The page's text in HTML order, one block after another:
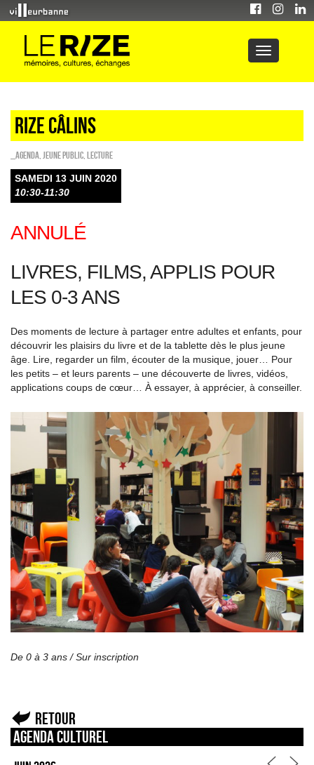
Rize câlins
_Agenda Jeune public Lecture
SAMEDI 13 JUIN 2020
10:30-11:30
ANNULÉ
LIVRES, FILMS, APPLIS POUR
LES 0-3 ANS
Des moments de lecture à partager entre adultes et enfants, pour
découvrir les plaisirs du livre et de la tablette dès le plus jeune
âge. Lire, regarder un film, écouter de la musique, jouer… Pour
les petits – et leurs parents – une découverte de livres, vidéos,
applications coups de cœur… À essayer, à apprécier, à conseiller.
De 0 à 3 ans /Sur inscription
Retour
Agenda culturel